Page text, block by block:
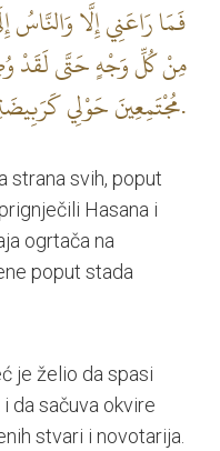
فَمَا رَاعَنِي إِلَّا وَالنَّاسُ
مِنْ كُلِّ وَجْهٍ حَتَّى لَقَدْ
مُجْتَمِعِينَ‏ حَوْلِي‏ كَرَبِيضَةِ الْغَنَم‏.
strana svih, poput
Hasana i
ogrtača na
poput stada
je želio da spasi
da sačuva okvire
stvari i novotarija.